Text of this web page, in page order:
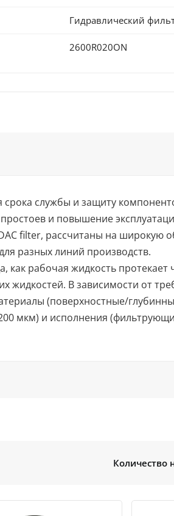
Гидравлический
2600R020ON
срока службы и защиту
и повышение
filter, рассчитаны на широкую
разных линий производств.
как рабочая жидкость
жидкостей. В зависимости от
(поверхностные/
мкм) и исполнения
Количество